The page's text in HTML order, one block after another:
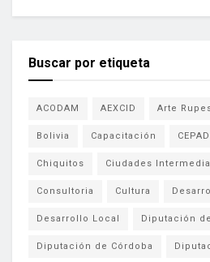
Buscar por etiqueta
ACODAM AEXCID Arte
Bolivia Capacitación CEPAD
Chiquitos Ciudades
Consultoria Cultura
Desarrollo Local Diputación
Diputación de Córdoba